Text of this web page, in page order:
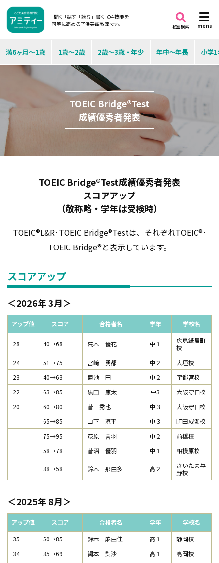
「聞く」「話す」「読む」「書く」の4技能を
同等に高める子供英語教室です。
menu
教室検索
満6ヶ月～1歳 1歳～2歳 2歳～3歳・年少 年中～年長 小学
TOEIC Bridge®Test
成績優秀者発表
TOEIC Bridge®Test成績優秀者発表
スコアアップ
（敬称略・学年は受検時）
TOEIC®L&R･TOEIC Bridge®Testは、それぞれTOEIC®･
TOEIC Bridge®と表示しています。
スコアアップ
2026年 3月
アップ値 スコア 合格者名 学年 学校名
28 40→68 荒木 優花 中１
広島紙屋町
校
24
51→75 宮﨑 勇都 中２
大垣校
23
40→63 菊池 円 中２
宇都宮校
22
63→85 黒田 康太 中3
大阪守口校
20
60→80 菅 秀也 中３
大阪守口校
65→85
山下 凉平 中３
町田成瀬校
75→95
荻原 言羽 中２
前橋校
58→78
菅沼 優羽 中１ 相模原校
38→58 鈴木 那由多 高２
さいたま与
野校
2025年 8月
アップ値 スコア 合格者名 学年
学校名
35
50→85 鈴木 麻由佳 高１
静岡校
34
35→69 網本 梨沙 高１
高岡校